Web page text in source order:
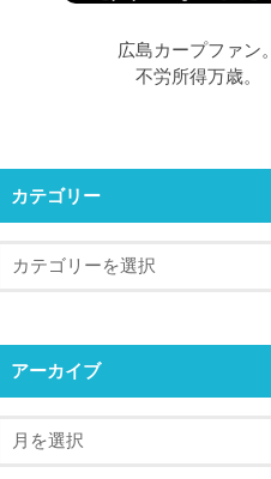
広島カープファン。
不労所得万歳。
カテゴリー
アーカイブ